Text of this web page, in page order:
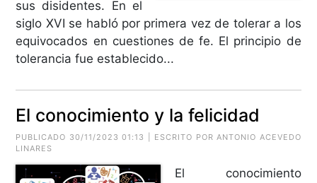
sus disidentes. En el
siglo XVI se habló por primera vez de tolerar a los
equivocados en cuestiones de fe. El principio de
tolerancia fue establecido...
El conocimiento y la felicidad
PUBLICADO 30/11/2023 01:13 | ESCRITO POR ANTONIO ACEVEDO
LINARES
El conocimiento